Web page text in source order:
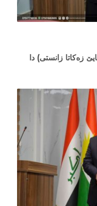
زەکاتا زانستی) دا